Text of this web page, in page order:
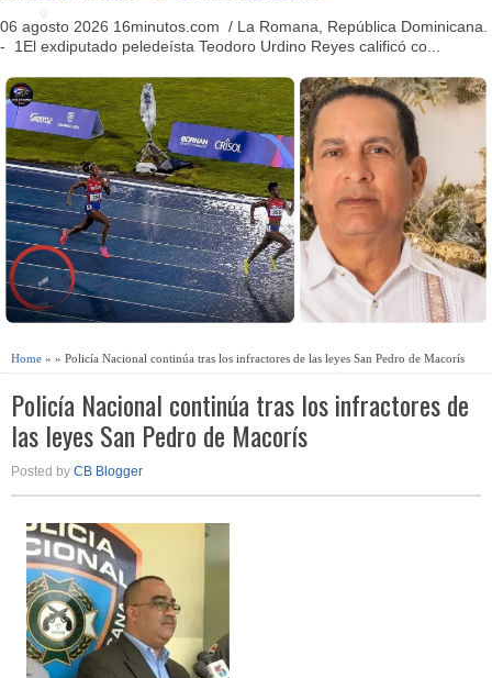
a
ti
o
n
06 agosto 2026 16minutos.com / La Romana, República Dominicana.
- 1El exdiputado peledeísta Teodoro Urdino Reyes calificó co...
Home » » Policía Nacional continúa tras los infractores de las leyes San Pedro de Macorís
Policía Nacional continúa tras los infractores de
las leyes San Pedro de Macorís
Posted by CB Blogger